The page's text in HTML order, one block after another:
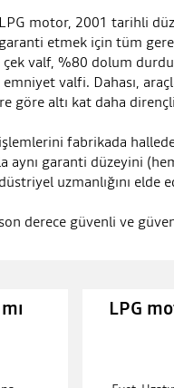
motor, 2001 tarihli
etmek için tüm
çek valf, %80 dolum
valfi. Dahası,
göre altı kat daha
fabrikada
aynı garanti düzeyini
uzmanlığını elde
derece güvenli ve
LPG